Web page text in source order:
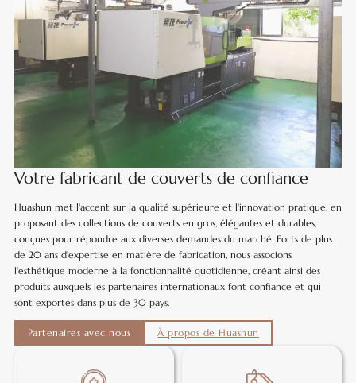
Votre fabricant de couverts de confiance
Huashun met l'accent sur la qualité supérieure et l'innovation pratique, en
proposant des collections de couverts en gros, élégantes et durables,
conçues pour répondre aux diverses demandes du marché. Forts de plus
de 20 ans d'expertise en matière de fabrication, nous associons
l'esthétique moderne à la fonctionnalité quotidienne, créant ainsi des
produits auxquels les partenaires internationaux font confiance et qui
sont exportés dans plus de 30 pays.
Partenaires avec nous À propos de Huashun